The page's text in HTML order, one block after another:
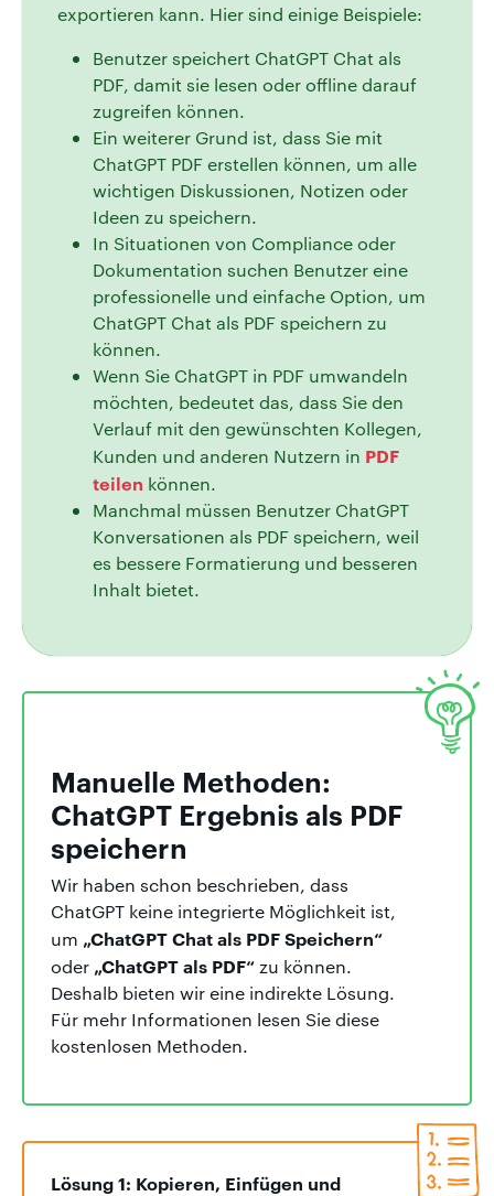
exportieren kann. Hier sind einige Beispiele:
Benutzer speichert ChatGPT Chat als
PDF, damit sie lesen oder offline darauf
zugreifen können.
Ein weiterer Grund ist, dass Sie mit
ChatGPT PDF erstellen können, um alle
wichtigen Diskussionen, Notizen oder
Ideen zu speichern.
In Situationen von Compliance oder
Dokumentation suchen Benutzer eine
professionelle und einfache Option, um
ChatGPT Chat als PDF speichern zu
können.
Wenn Sie ChatGPT in PDF umwandeln
möchten, bedeutet das, dass Sie den
Verlauf mit den gewünschten Kollegen,
Kunden und anderen Nutzern in PDF
teilen können.
Manchmal müssen Benutzer ChatGPT
Konversationen als PDF speichern, weil
es bessere Formatierung und besseren
Inhalt bietet.
Manuelle Methoden:
ChatGPT Ergebnis als PDF
speichern
Wir haben schon beschrieben, dass
ChatGPT keine integrierte Möglichkeit ist,
um „ChatGPT Chat als PDF Speichern“
oder „ChatGPT als PDF“ zu können.
Deshalb bieten wir eine indirekte Lösung.
Für mehr Informationen lesen Sie diese
kostenlosen Methoden.
Lösung 1: Kopieren, Einfügen und